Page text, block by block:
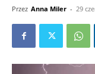
Przez Anna Miler - 29